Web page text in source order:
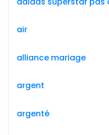
air
alliance mariage
argent
argenté